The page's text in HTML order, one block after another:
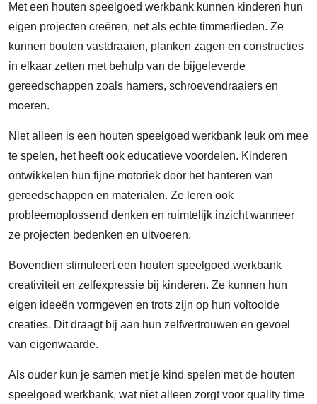
Met een houten speelgoed werkbank kunnen kinderen hun
eigen projecten creëren, net als echte timmerlieden. Ze
kunnen bouten vastdraaien, planken zagen en constructies
in elkaar zetten met behulp van de bijgeleverde
gereedschappen zoals hamers, schroevendraaiers en
moeren.
Niet alleen is een houten speelgoed werkbank leuk om mee
te spelen, het heeft ook educatieve voordelen. Kinderen
ontwikkelen hun fijne motoriek door het hanteren van
gereedschappen en materialen. Ze leren ook
probleemoplossend denken en ruimtelijk inzicht wanneer
ze projecten bedenken en uitvoeren.
Bovendien stimuleert een houten speelgoed werkbank
creativiteit en zelfexpressie bij kinderen. Ze kunnen hun
eigen ideeën vormgeven en trots zijn op hun voltooide
creaties. Dit draagt bij aan hun zelfvertrouwen en gevoel
van eigenwaarde.
Als ouder kun je samen met je kind spelen met de houten
speelgoed werkbank, wat niet alleen zorgt voor quality time